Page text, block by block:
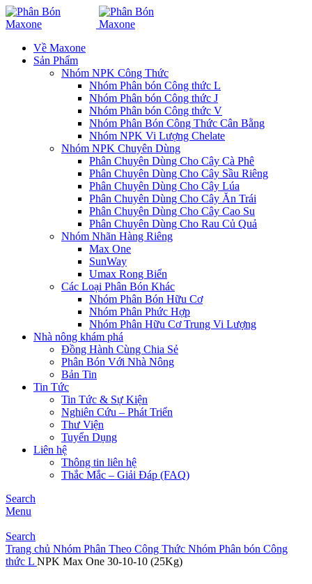
Về Maxone
Sản Phẩm
Nhóm NPK Công Thức
Nhóm Phân bón Công thức L
Nhóm Phân bón Công thức J
Nhóm Phân bón Công thức V
Nhóm Phân Bón Công Thức Cân Bằng
Nhóm NPK Vi Lượng Chelate
Nhóm NPK Chuyên Dùng
Phân Chuyên Dùng Cho Cây Cà Phê
Phân Chuyên Dùng Cho Cây Sầu Riêng
Phân Chuyên Dùng Cho Cây Lúa
Phân Chuyên Dùng Cho Cây Ăn Trái
Phân Chuyên Dùng Cho Cây Cao Su
Phân Chuyên Dùng Cho Rau Củ Quả
Nhóm Nhãn Hàng Riêng
Max One
SunWay
Umax Rong Biển
Các Loại Phân Bón Khác
Nhóm Phân Bón Hữu Cơ
Nhóm Phân Phức Hợp
Nhóm Phân Hữu Cơ Trung Vi Lượng
Nhà nông khám phá
Đồng Hành Cùng Chia Sẻ
Phân Bón Với Nhà Nông
Bản Tin
Tin Tức
Tin Tức & Sự Kiện
Nghiên Cứu – Phát Triển
Thư Viện
Tuyển Dụng
Liên hệ
Thông tin liên hệ
Thắc Mắc – Giải Đáp (FAQ)
Search
Menu
Search
Trang chủ Nhóm Phân Theo Công Thức Nhóm Phân bón Công
thức L NPK Max One 30-10-10 (25Kg)